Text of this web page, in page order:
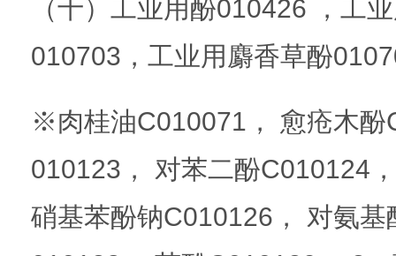
（十）工业用酚010426 ，工
010703，工业用麝香草酚
※肉桂油C010071， 愈疮木酚
010123， 对苯二酚C010124
硝基苯酚钠C010126， 对氨